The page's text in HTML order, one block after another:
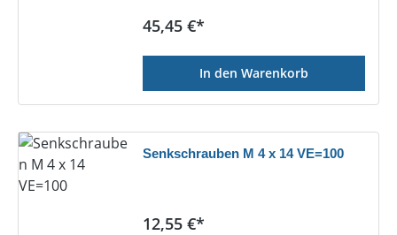
Regulärer Preis:
45,45 €*
In den Warenkorb
Senkschrauben M 4 x 14 VE=100
Regulärer Preis:
12,55 €*